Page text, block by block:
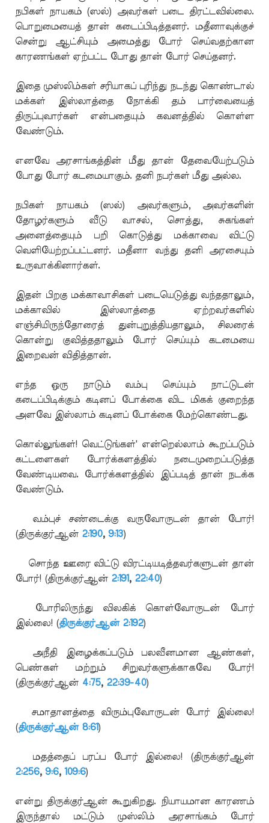
நபிகள் நாயகம் (ஸல்) அவர்கள் படை திரட்டவில்லை.
பொறுமையைத் தான் கடைப்பிடித்தனர். மதீனாவுக்குச்
சென்று ஆட்சியும் அமைத்து போர் செய்வதற்கான
காரணங்கள் ஏற்பட்ட போது தான் போர் செய்தனர்.
இதை முஸ்லிம்கள் சரியாகப் புரிந்து நடந்து கொண்டால்
மக்கள் இஸ்லாத்தை நோக்கி தம் பார்வையைத்
திருப்புவார்கள் என்பதையும் கவனத்தில் கொள்ள
வேண்டும்.
எனவே அரசாங்கத்தின் மீது தான் தேவையேற்படும்
போது போர் கடமையாகும். தனி நபர்கள் மீது அல்ல.
நபிகள் நாயகம் (ஸல்) அவர்களும், அவர்களின்
தோழர்களும் வீடு வாசல், சொத்து, சுகங்கள்
அனைத்தையும் பறி கொடுத்து மக்காவை விட்டு
வெளியேற்றப்பட்டனர். மதீனா வந்து தனி அரசையும்
உருவாக்கினார்கள்.
இதன் பிறகு மக்காவாசிகள் படையெடுத்து வந்ததாலும்,
மக்காவில் இஸ்லாத்தை ஏற்றவர்களில்
எஞ்சியிருந்தோரைத் துன்புறுத்தியதாலும், சிலரைக்
கொன்று குவித்ததாலும் போர் செய்யும் கடமையை
இறைவன் விதித்தான்.
எந்த ஒரு நாடும் வம்பு செய்யும் நாட்டுடன்
கடைப்பிடிக்கும் கடினப் போக்கை விட மிகக் குறைந்த
அளவே இஸ்லாம் கடினப் போக்கை மேற்கொண்டது.
கொல்லுங்கள்! வெட்டுங்கள்' என்றெல்லாம் கூறப்படும்
கட்டளைகள் போர்க்களத்தில் நடைமுறைப்படுத்த
வேண்டியவை. போர்க்களத்தில் இப்படித் தான் நடக்க
வேண்டும்.
· வம்புச் சண்டைக்கு வருவோருடன் தான் போர்!
(திருக்குர்ஆன் 2:190, 9:13)
· சொந்த ஊரை விட்டு விரட்டியடித்தவர்களுடன் தான்
போர்! (திருக்குர்ஆன் 2:191, 22:40)
· போரிலிருந்து விலகிக் கொள்வோருடன் போர்
இல்லை! (திருக்குர்ஆன் 2:192)
· அநீதி இழைக்கப்படும் பலவீனமான ஆண்கள்,
பெண்கள் மற்றும் சிறுவர்களுக்காகவே போர்!
(திருக்குர்ஆன் 4:75, 22:39-40)
· சமாதானத்தை விரும்புவோருடன் போர் இல்லை!
(திருக்குர்ஆன் 8:61)
· மதத்தைப் பரப்ப போர் இல்லை! (திருக்குர்ஆன்
2:256, 9:6, 109:6)
என்று திருக்குர்ஆன் கூறுகிறது. நியாயமான காரணம்
இருந்தால் மட்டும் முஸ்லிம் அரசாங்கம் போர்